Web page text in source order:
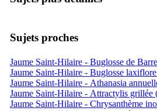
Sujets proches
Jaume Saint-Hilaire - Buglosse de
Jaume Saint-Hilaire - Buglosse
Jaume Saint-Hilaire - Athanasia
Jaume Saint-Hilaire - Attractylis grillée
Jaume Saint-Hilaire - Chrysanthème